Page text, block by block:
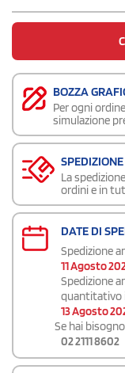
BOZZA
Per ogni
simulazione
La
ordini e in
DATE DI
Spedizione
11 Agosto
Spedizione
quantitativo
13 Agosto
Se hai
02 2111 8602